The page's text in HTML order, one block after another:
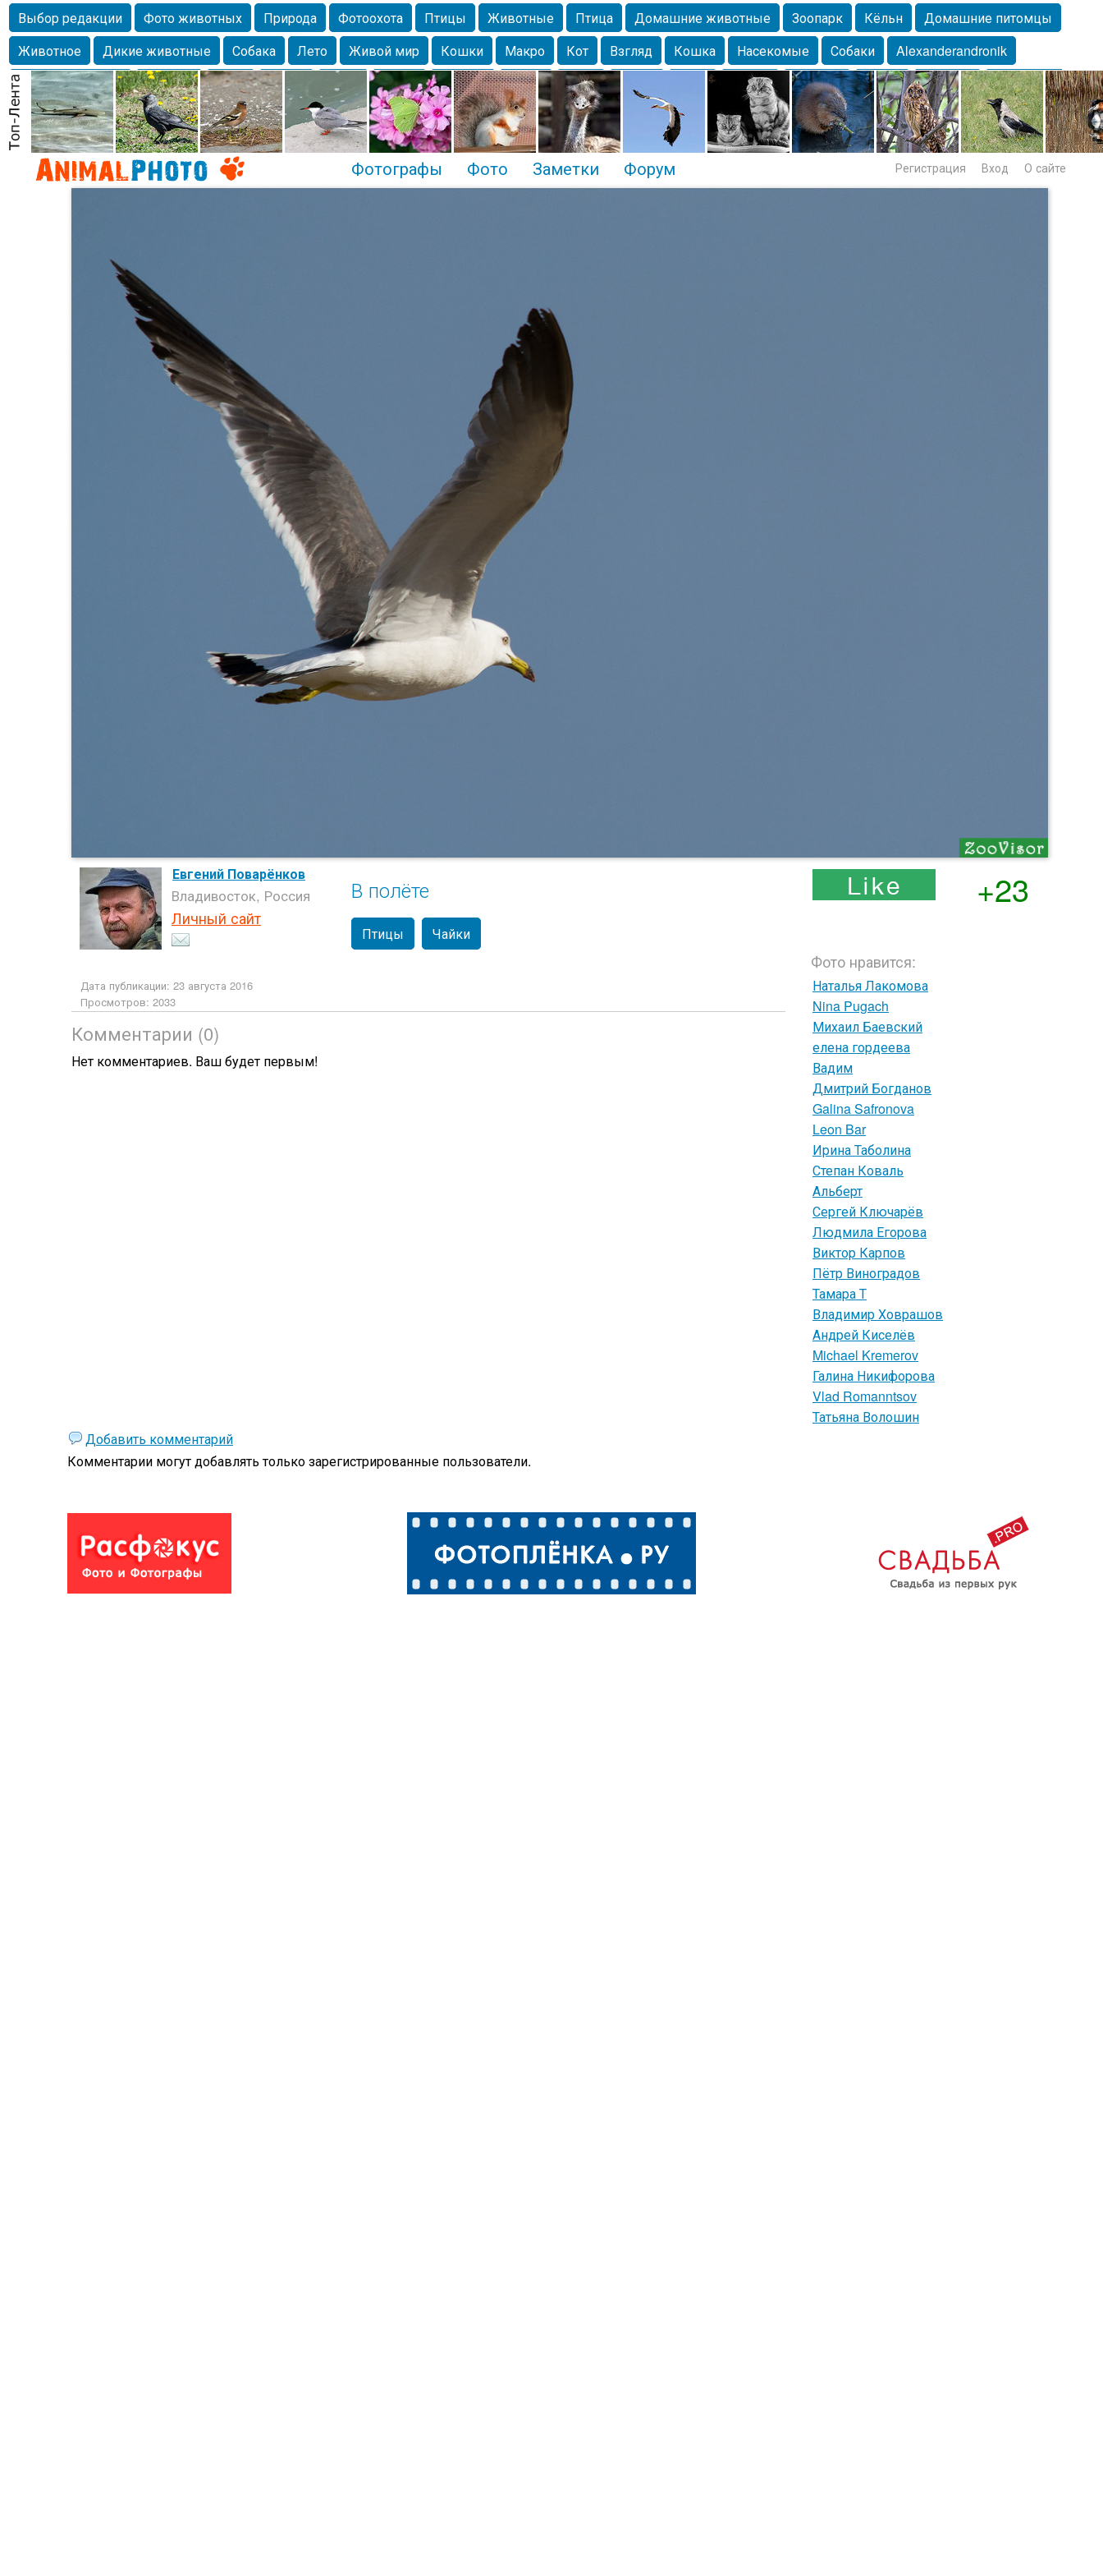
Выбор редакции Фото животных Природа Фотоохота Птицы Животные Птица Домашние животные Зоопарк Кёльн
Домашние питомцы
Животное
Дикие животные Собака Лето Живой мир Кошки Макро Кот Взгляд Кошка Насекомые Собаки
Alexanderandronik
Млекопитающие
Красота Фото Озеро Глаза Крым Москва Весна Парк Белка Морда Собачка Осень Портрет
Домашние
любимцы
Волгоград Лебедь Город Бабочка Чайка Лес Утки Николаев Насекомое Коты Lebert Дикие птицы Утка Самара
Лебеди
Спаниель
Фотографы Фото Заметки Форум Регистрация Вход О сайте
Евгений Поварёнков
Владивосток, Россия
Личный сайт
В полёте
Птицы Чайки
Дата публикации: 23 августа 2016
Просмотров: 2033
+23
Фото нравится:
Наталья Лакомова
Nina Pugach
Михаил Баевский
елена гордеева
Вадим
Дмитрий Богданов
Galina Safronova
Leon Bar
Ирина Таболина
Степан Коваль
Альберт
Сергей Ключарёв
Людмила Егорова
Виктор Карпов
Пётр Виноградов
Тамара Т
Владимир Ховрашов
Андрей Киселёв
Michael Kremerov
Галина Никифорова
Vlad Romanntsov
Татьяна Волошин
Комментарии (0)
Нет комментариев. Ваш будет первым!
Добавить комментарий
Комментарии могут добавлять толькозарегистрированные пользователи.